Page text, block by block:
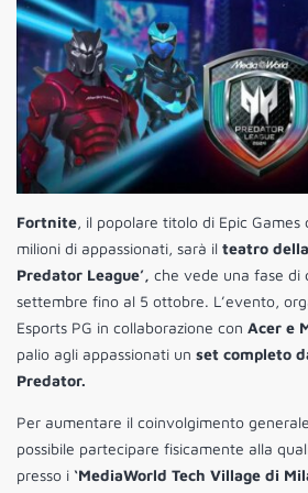
Fortnite, il popolare titolo di Epic
milioni di appassionati, sarà il teatro
Predator League’, che vede una fase di
settembre fino al 5 ottobre. L’evento,
Esports PG in collaborazione con Acer e
palio agli appassionati un set completo
Predator.
Per aumentare il coinvolgimento
possibile partecipare fisicamente alla
presso i ‘MediaWorld Tech Village di